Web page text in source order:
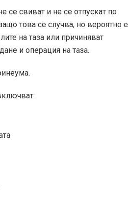
се свиват и не се отпускат по
това се случва, но вероятно е
на таза или причиняват
и операция на таза.